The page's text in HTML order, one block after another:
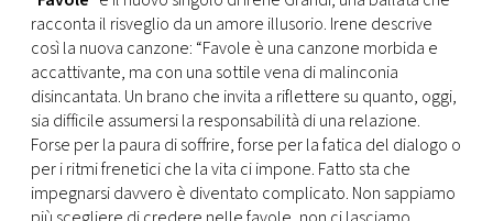
CONSIGLIA
racconta il risveglio da un amore illusorio. Irene descrive
così la nuova canzone: “Favole è una canzone morbida e
accattivante, ma con una sottile vena di malinconia
disincantata. Un brano che invita a riflettere su quanto, oggi,
sia difficile assumersi la responsabilità di una relazione.
Forse per la paura di soffrire, forse per la fatica del dialogo o
per i ritmi frenetici che la vita ci impone. Fatto sta che
impegnarsi davvero è diventato complicato. Non sappiamo